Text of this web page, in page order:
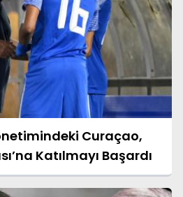
Curaçao,
Katılmayı Başardı